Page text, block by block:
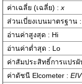
ค่าเฉลี่ย (เฉลี่ย) : x
ส่วนเบี่ยงเบนมาตรฐาน :
อ่านค่าสูงสุด : Hi
อ่านค่าต่ำสุด : Lo
ค่าสัมประสิทธิ์การแปรผั
ค่าดัชนี Elcometer : EIV